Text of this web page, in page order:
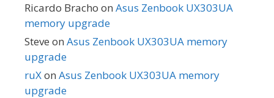
Ricardo Bracho on Asus Zenbook UX303UA
memory upgrade
Steve on Asus Zenbook UX303UA memory
upgrade
ruXon Asus Zenbook UX303UA memory
upgrade